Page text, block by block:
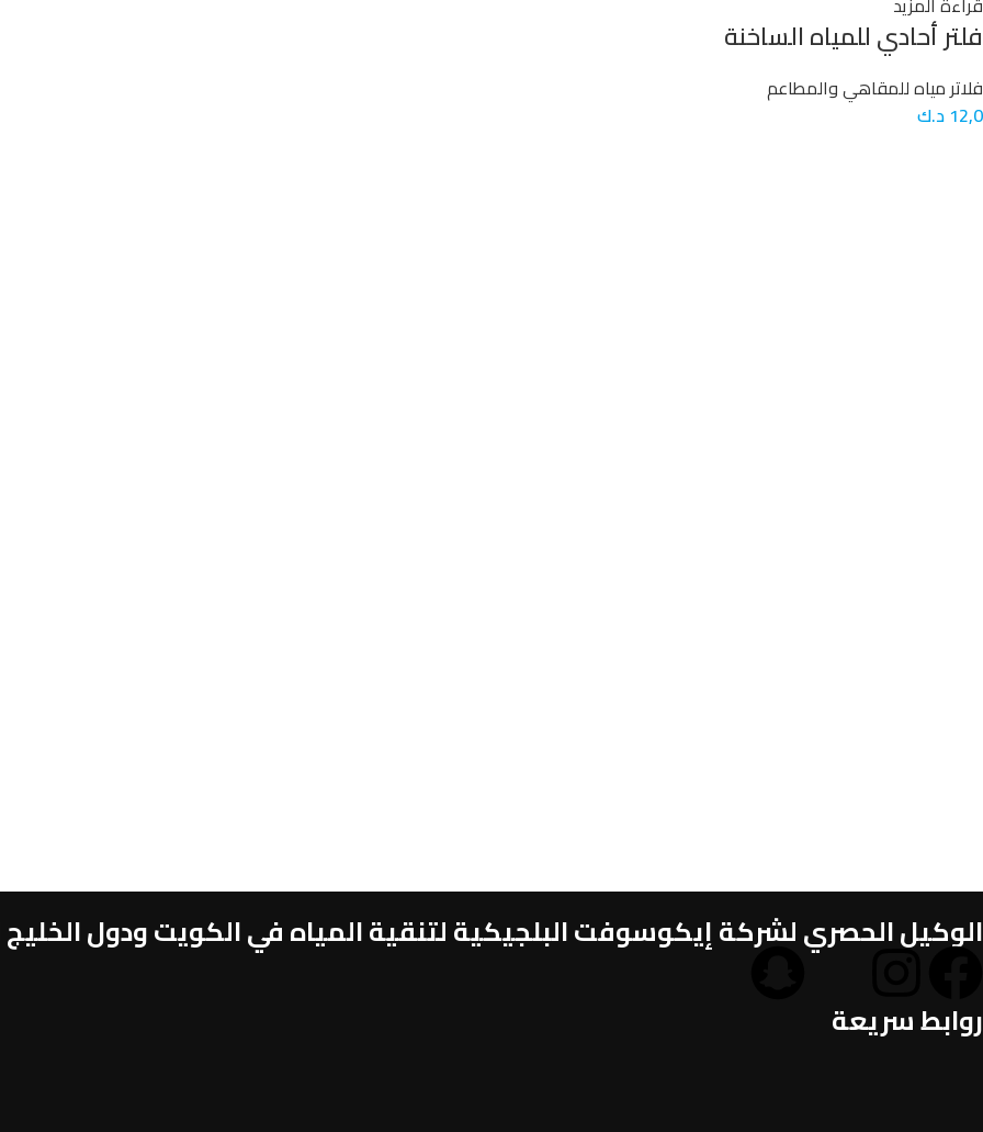
فلتر أحادي للمياه الساخنة
فلاتر مياه للمقاهي والمطاعم
12,0 د.ك
الوكيل الحصري لشركة إيكوسوفت البلجيكية لتنقية المياه في الكويت ودول الخليج
روابط سريعة